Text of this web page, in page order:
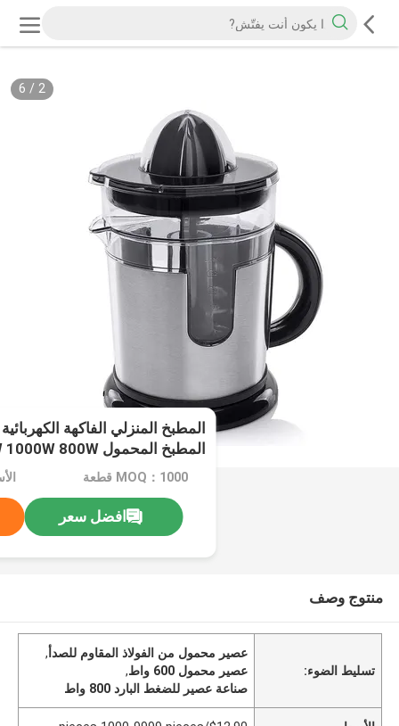
2
/
6
المطبخ المنزلي الفاكهة
المطبخ المحمول 600W 1000W 800W
MOQ：1000 قطعة
افضل سعر
منتوج وصف
تسليط الضوء:
عصير محمول من الفولاذ المقاوم للصدأ,
عصير محمول 600 واط
,
صناعة عصير للضغط البارد 800 واط